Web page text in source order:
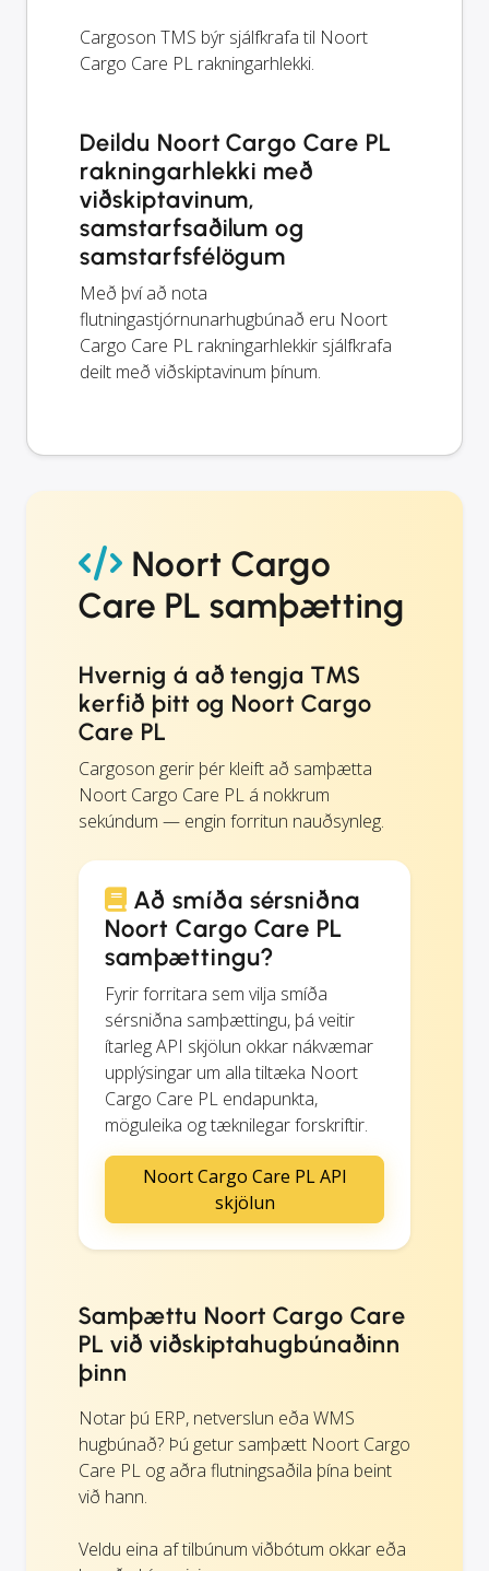
Cargoson TMS býr sjálfkrafa til Noort
Cargo Care PL rakningarhlekki.
Deildu Noort Cargo Care PL
rakningarhlekki með
viðskiptavinum,
samstarfsaðilum og
samstarfsfélögum
Með því að nota
flutningastjórnunarhugbúnað eru Noort
Cargo Care PL rakningarhlekkir sjálfkrafa
deilt með viðskiptavinum þínum.
Noort Cargo
Care PL samþætting
Hvernig á að tengja TMS
kerfið þitt og Noort Cargo
Care PL
Cargoson gerir þér kleift að samþætta
Noort Cargo Care PL á nokkrum
sekúndum — engin forritun nauðsynleg.
Að smíða sérsniðna
Noort Cargo Care PL
samþættingu?
Fyrir forritara sem vilja smíða
sérsniðna samþættingu, þá veitir
ítarleg API skjölun okkar nákvæmar
upplýsingar um alla tiltæka Noort
Cargo Care PL endapunkta,
möguleika og tæknilegar forskriftir.
Noort Cargo Care PL API
skjölun
Samþættu Noort Cargo Care
PL við viðskiptahugbúnaðinn
þinn
Notar þú ERP, netverslun eða WMS
hugbúnað? Þú getur samþætt Noort Cargo
Care PL og aðra flutningsaðila þína beint
við hann.
Veldu eina af tilbúnum viðbótum okkar eða